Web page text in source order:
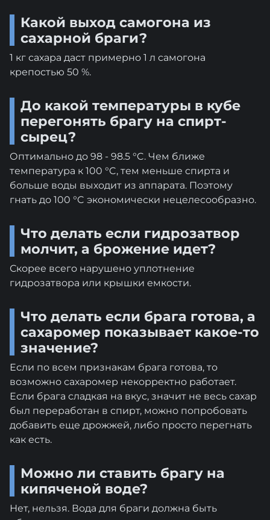
Какой выход самогона из
сахарной браги?
1 кг сахара даст примерно 1 л самогона
крепостью 50 %.
До какой температуры в кубе
перегонять брагу на спирт-
сырец?
Оптимально до 98 - 98.5 °C. Чем ближе
температура к 100 °C, тем меньше спирта и
больше воды выходит из аппарата. Поэтому
гнать до 100 °C экономически нецелесообразно.
Что делать если гидрозатвор
молчит, а брожение идет?
Скорее всего нарушено уплотнение
гидрозатвора или крышки емкости.
Что делать если брага готова, а
сахаромер показывает какое-то
значение?
Если по всем признакам брага готова, то
возможно сахаромер некорректно работает.
Если брага сладкая на вкус, значит не весь сахар
был переработан в спирт, можно попробовать
добавить еще дрожжей, либо просто перегнать
как есть.
Можно ли ставить брагу на
кипяченой воде?
Нет, нельзя. Вода для браги должна быть